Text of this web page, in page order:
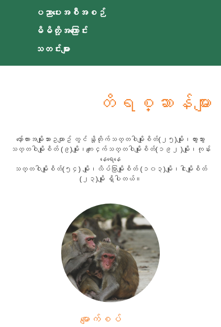
ပညာပေးအစီအစဉ်
မိမိတို့အကြောင်း
သတင်းများ
တိရစ္ဆာန်များ
လှော်ကားအမျိုးသားဥယျာဥ် တွင် နို့တိုက်သတ္တဝါမျိုးစိတ်(၂၅)မျိုး၊တွားသွား
သတ္တဝါမျိုးစိတ် (၉)မျိုး၊ကျေးငှက်သတ္တဝါမျိုးစိတ်(၁၉၂ )မျိုး၊ကုန်း
နေရေနေ
သတ္တဝါမျိုးစိတ်(၅၄) မျိုး၊လိပ်ပြာမျိုးစိတ် (၁၀၃)မျိုး၊ငါးမျိုးစိတ်
(၂၃)မျိုး ရှိပါတယ်။
မျောက်စပ်